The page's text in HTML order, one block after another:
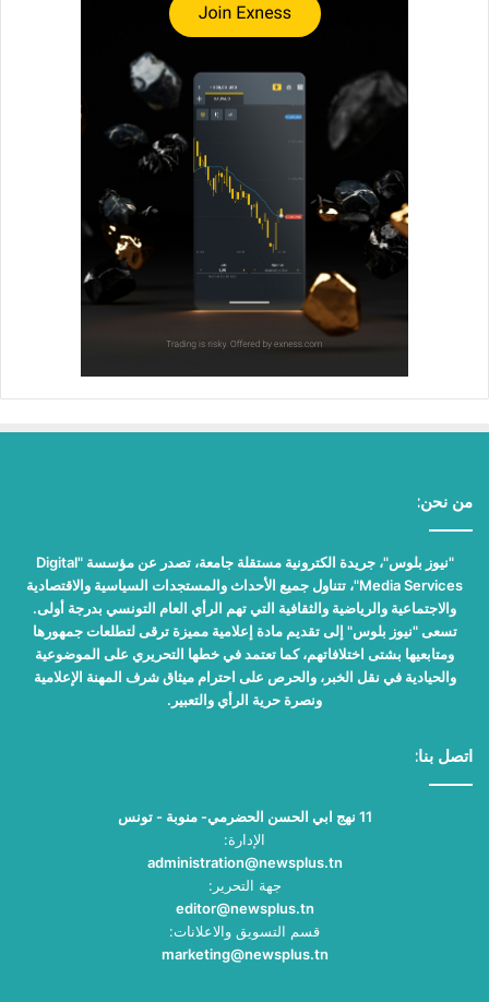
من نحن:
"نيوز بلوس"، جريدة الكترونية مستقلة جامعة، تصدر عن مؤسسة "Digital
Media Services"، تتناول جميع الأحداث والمستجدات السياسية والاقتصادية
والاجتماعية والرياضية والثقافية التي تهم الرأي العام التونسي بدرجة أولى.
تسعى "نيوز بلوس" إلى تقديم مادة إعلامية مميزة ترقى لتطلعات جمهورها
ومتابعيها بشتى اختلافاتهم، كما تعتمد في خطها التحريري على الموضوعية
والحيادية في نقل الخبر، والحرص على احترام ميثاق شرف المهنة الإعلامية
ونصرة حرية الرأي والتعبير.
اتصل بنا:
11 نهج ابي الحسن الحضرمي- منوبة - تونس
الإدارة:
administration@newsplus.tn
جهة التحرير:
editor@newsplus.tn
قسم التسويق والاعلانات:
marketing@newsplus.tn